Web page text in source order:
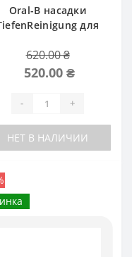
Oral-B насадки
для
620.00 ₴
520.00 ₴
- +
НЕТ В НАЛИЧИИ